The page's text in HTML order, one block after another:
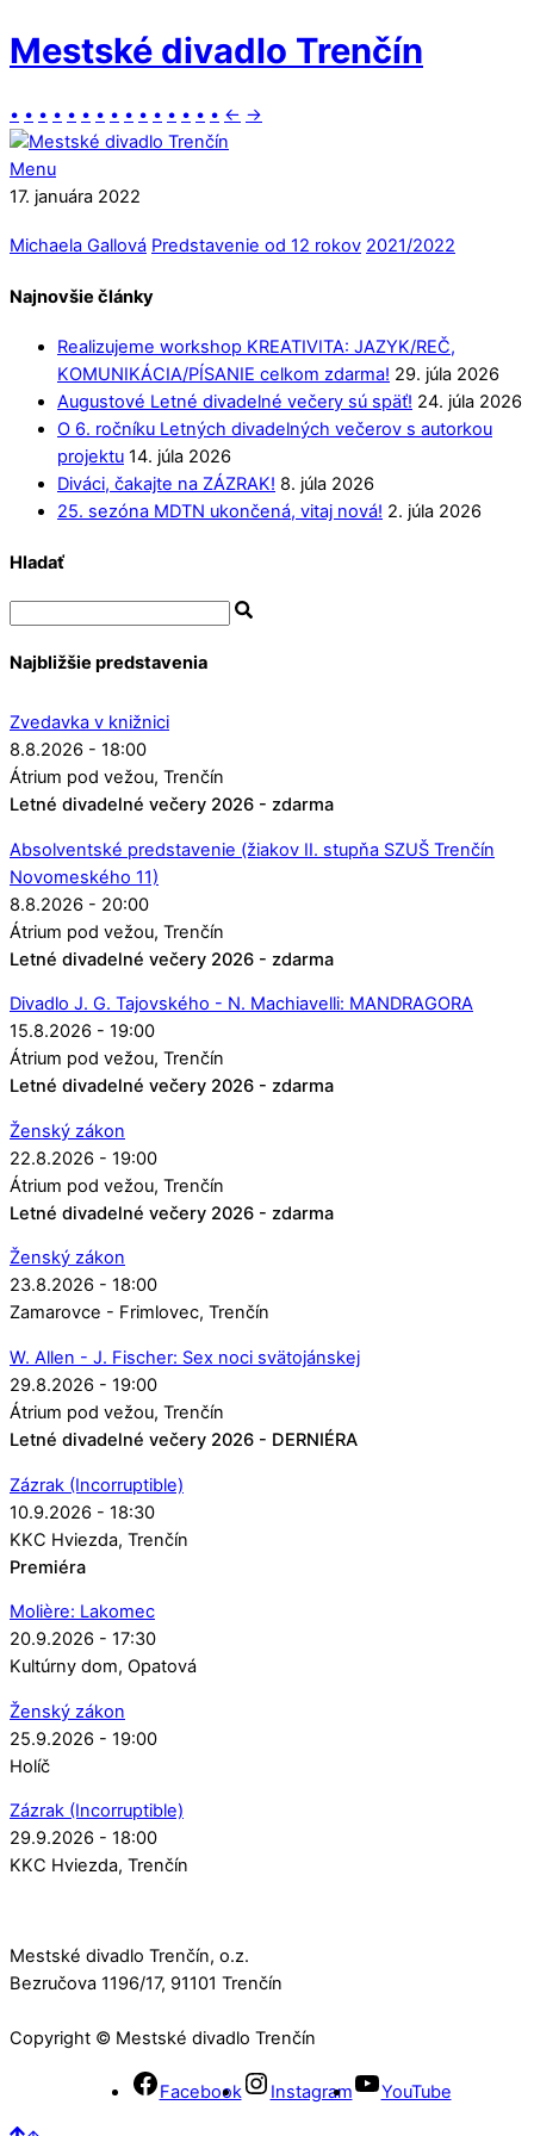
Mestské divadlo Trenčín
• • • • • • • • • • • • • • • ← →
Menu
17. januára 2022
Michaela Gallová Predstavenie od 12 rokov 2021/2022
Najnovšie články
Realizujeme workshop KREATIVITA: JAZYK/REČ,
KOMUNIKÁCIA/PÍSANIE celkom zdarma! 29. júla 2026
Augustové Letné divadelné večery sú späť! 24. júla 2026
O 6. ročníku Letných divadelných večerov s autorkou
projektu 14. júla 2026
Diváci, čakajte na ZÁZRAK! 8. júla 2026
25. sezóna MDTN ukončená, vitaj nová! 2. júla 2026
Hladať
Najbližšie predstavenia
Zvedavka v knižnici
8.8.2026 - 18:00
Átrium pod vežou Trenčín
Letné divadelné večery 2026 - zdarma
Absolventské predstavenie (žiakov II. stupňa SZUŠ Trenčín
Novomeského 11)
8.8.2026 - 20:00
Átrium pod vežou Trenčín
Letné divadelné večery 2026 - zdarma
Divadlo J. G. Tajovského - N. Machiavelli: MANDRAGORA
15.8.2026 - 19:00
Átrium pod vežou Trenčín
Letné divadelné večery 2026 - zdarma
Ženský zákon
22.8.2026 - 19:00
Átrium pod vežou Trenčín
Letné divadelné večery 2026 - zdarma
Ženský zákon
23.8.2026 - 18:00
Zamarovce - Frimlovec Trenčín
W. Allen - J. Fischer: Sex noci svätojánskej
29.8.2026 - 19:00
Átrium pod vežou Trenčín
Letné divadelné večery 2026 - DERNIÉRA
Zázrak (Incorruptible)
10.9.2026 - 18:30
KKC Hviezda Trenčín
Premiéra
Molière: Lakomec
20.9.2026 - 17:30
Kultúrny dom Opatová
Ženský zákon
25.9.2026 - 19:00
Holíč
Zázrak (Incorruptible)
29.9.2026 - 18:00
KKC Hviezda Trenčín
Mestské divadlo Trenčín, o.z.
Bezručova 1196/17, 91101 Trenčín
Copyright © Mestské divadlo Trenčín
Facebook Instagram YouTube